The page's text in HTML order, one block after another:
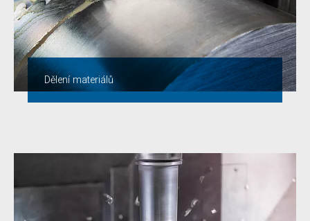
Dělení materiálů